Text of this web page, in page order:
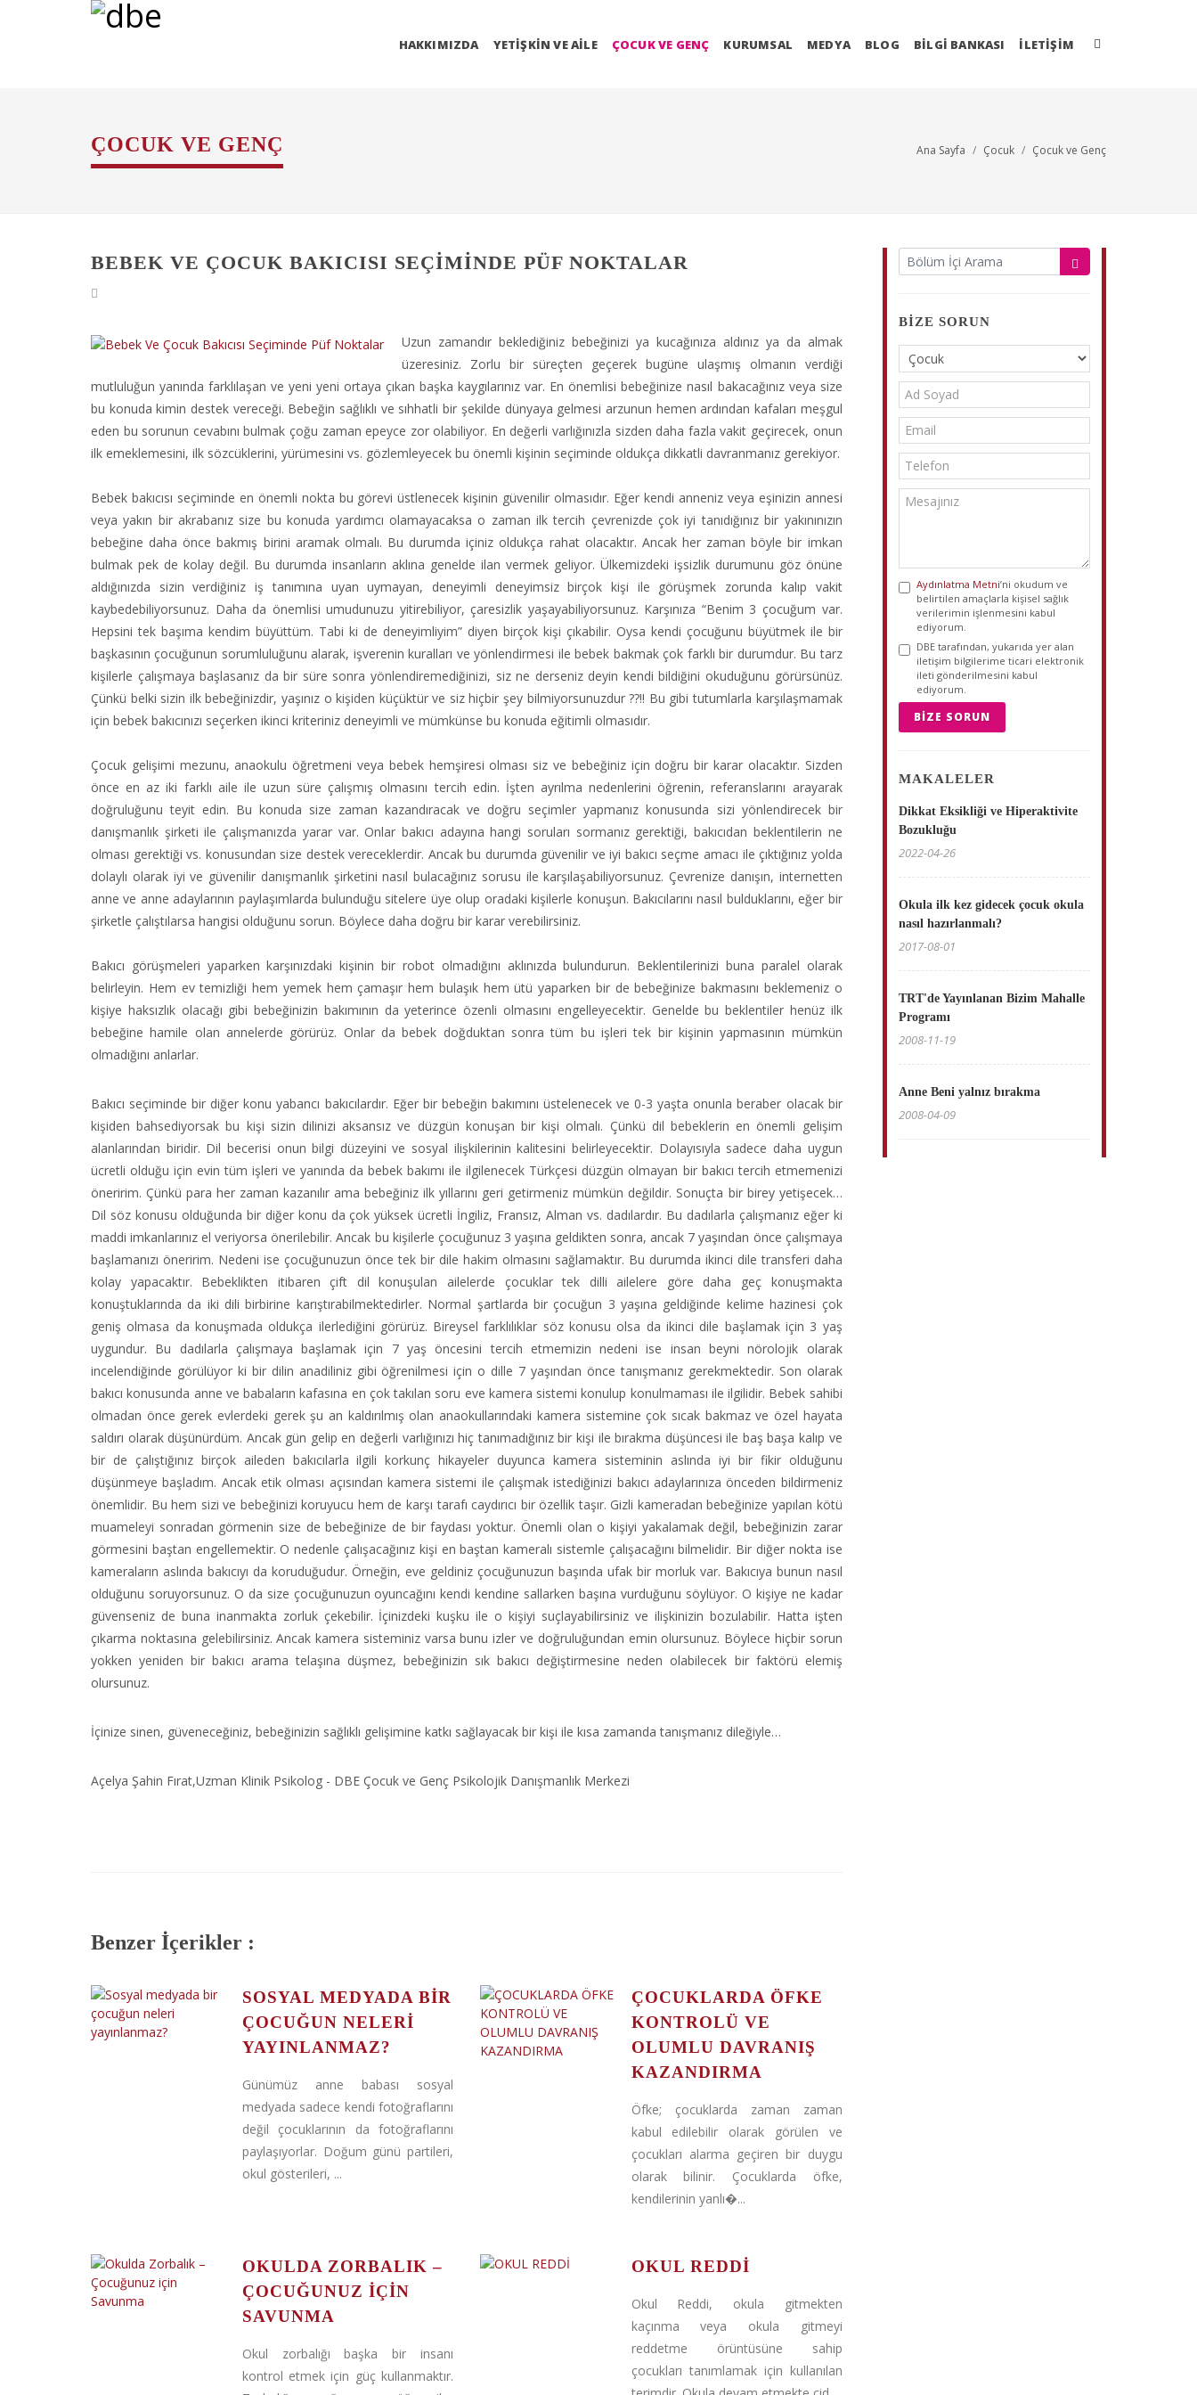
HAKKIMIZDA YETIŞKIN VE AILE ÇOCUK VE GENÇ KURUMSAL MEDYA BLOG BİLGİ BANKASI İLETIŞIM
ÇOCUK VE GENÇ Ana Sayfa Çocuk Çocuk ve Genç
BEBEK VE ÇOCUK BAKICISI SEÇIMINDE PÜF NOKTALAR
Uzun zamandır beklediğiniz bebeğinizi ya kucağınıza aldınız ya da almak
üzeresiniz. Zorlu bir süreçten geçerek bugüne ulaşmış olmanın verdiği
mutluluğun yanında farklılaşan ve yeni yeni ortaya çıkan başka kaygılarınız var. En önemlisi bebeğinize nasıl bakacağınız veya size
bu konuda kimin destek vereceği. Bebeğin sağlıklı ve sıhhatli bir şekilde dünyaya gelmesi arzunun hemen ardından kafaları meşgul
eden bu sorunun cevabını bulmak çoğu zaman epeyce zor olabiliyor. En değerli varlığınızla sizden daha fazla vakit geçirecek, onun
ilk emeklemesini, ilk sözcüklerini, yürümesini vs. gözlemleyecek bu önemli kişinin seçiminde oldukça dikkatli davranmanız gerekiyor.
Bebek bakıcısı seçiminde en önemli nokta bu görevi üstlenecek kişinin güvenilir olmasıdır. Eğer kendi anneniz veya eşinizin annesi
veya yakın bir akrabanız size bu konuda yardımcı olamayacaksa o zaman ilk tercih çevrenizde çok iyi tanıdığınız bir yakınınızın
bebeğine daha önce bakmış birini aramak olmalı. Bu durumda içiniz oldukça rahat olacaktır. Ancak her zaman böyle bir imkan
bulmak pek de kolay değil. Bu durumda insanların aklına genelde ilan vermek geliyor. Ülkemizdeki işsizlik durumunu göz önüne
aldığınızda sizin verdiğiniz iş tanımına uyan uymayan, deneyimli deneyimsiz birçok kişi ile görüşmek zorunda kalıp vakit
kaybedebiliyorsunuz. Daha da önemlisi umudunuzu yitirebiliyor, çaresizlik yaşayabiliyorsunuz. Karşınıza “Benim 3 çocuğum var.
Hepsini tek başıma kendim büyüttüm. Tabi ki de deneyimliyim” diyen birçok kişi çıkabilir. Oysa kendi çocuğunu büyütmek ile bir
başkasının çocuğunun sorumluluğunu alarak, işverenin kuralları ve yönlendirmesi ile bebek bakmak çok farklı bir durumdur. Bu tarz
kişilerle çalışmaya başlasanız da bir süre sonra yönlendiremediğinizi, siz ne derseniz deyin kendi bildiğini okuduğunu görürsünüz.
Çünkü belki sizin ilk bebeğinizdir, yaşınız o kişiden küçüktür ve siz hiçbir şey bilmiyorsunuzdur ??!! Bu gibi tutumlarla karşılaşmamak
için bebek bakıcınızı seçerken ikinci kriteriniz deneyimli ve mümkünse bu konuda eğitimli olmasıdır.
Çocuk gelişimi mezunu, anaokulu öğretmeni veya bebek hemşiresi olması siz ve bebeğiniz için doğru bir karar olacaktır. Sizden
önce en az iki farklı aile ile uzun süre çalışmış olmasını tercih edin. İşten ayrılma nedenlerini öğrenin, referanslarını arayarak
doğruluğunu teyit edin. Bu konuda size zaman kazandıracak ve doğru seçimler yapmanız konusunda sizi yönlendirecek bir
danışmanlık şirketi ile çalışmanızda yarar var. Onlar bakıcı adayına hangi soruları sormanız gerektiği, bakıcıdan beklentilerin ne
olması gerektiği vs. konusundan size destek vereceklerdir. Ancak bu durumda güvenilir ve iyi bakıcı seçme amacı ile çıktığınız yolda
dolaylı olarak iyi ve güvenilir danışmanlık şirketini nasıl bulacağınız sorusu ile karşılaşabiliyorsunuz. Çevrenize danışın, internetten
anne ve anne adaylarının paylaşımlarda bulunduğu sitelere üye olup oradaki kişilerle konuşun. Bakıcılarını nasıl bulduklarını, eğer bir
şirketle çalıştılarsa hangisi olduğunu sorun. Böylece daha doğru bir karar verebilirsiniz.
Bakıcı görüşmeleri yaparken karşınızdaki kişinin bir robot olmadığını aklınızda bulundurun. Beklentilerinizi buna paralel olarak
belirleyin. Hem ev temizliği hem yemek hem çamaşır hem bulaşık hem ütü yaparken bir de bebeğinize bakmasını beklemeniz o
kişiye haksızlık olacağı gibi bebeğinizin bakımının da yeterince özenli olmasını engelleyecektir. Genelde bu beklentiler henüz ilk
bebeğine hamile olan annelerde görürüz. Onlar da bebek doğduktan sonra tüm bu işleri tek bir kişinin yapmasının mümkün
olmadığını anlarlar.
Bakıcı seçiminde bir diğer konu yabancı bakıcılardır. Eğer bir bebeğin bakımını üstelenecek ve 0-3 yaşta onunla beraber olacak bir
kişiden bahsediyorsak bu kişi sizin dilinizi aksansız ve düzgün konuşan bir kişi olmalı. Çünkü dil bebeklerin en önemli gelişim
alanlarından biridir. Dil becerisi onun bilgi düzeyini ve sosyal ilişkilerinin kalitesini belirleyecektir. Dolayısıyla sadece daha uygun
ücretli olduğu için evin tüm işleri ve yanında da bebek bakımı ile ilgilenecek Türkçesi düzgün olmayan bir bakıcı tercih etmemenizi
öneririm. Çünkü para her zaman kazanılır ama bebeğiniz ilk yıllarını geri getirmeniz mümkün değildir. Sonuçta bir birey yetişecek…
Dil söz konusu olduğunda bir diğer konu da çok yüksek ücretli İngiliz, Fransız, Alman vs. dadılardır. Bu dadılarla çalışmanız eğer ki
maddi imkanlarınız el veriyorsa önerilebilir. Ancak bu kişilerle çocuğunuz 3 yaşına geldikten sonra, ancak 7 yaşından önce çalışmaya
başlamanızı öneririm. Nedeni ise çocuğunuzun önce tek bir dile hakim olmasını sağlamaktır. Bu durumda ikinci dile transferi daha
kolay yapacaktır. Bebeklikten itibaren çift dil konuşulan ailelerde çocuklar tek dilli ailelere göre daha geç konuşmakta
konuştuklarında da iki dili birbirine karıştırabilmektedirler. Normal şartlarda bir çocuğun 3 yaşına geldiğinde kelime hazinesi çok
geniş olmasa da konuşmada oldukça ilerlediğini görürüz. Bireysel farklılıklar söz konusu olsa da ikinci dile başlamak için 3 yaş
uygundur. Bu dadılarla çalışmaya başlamak için 7 yaş öncesini tercih etmemizin nedeni ise insan beyni nörolojik olarak
incelendiğinde görülüyor ki bir dilin anadiliniz gibi öğrenilmesi için o dille 7 yaşından önce tanışmanız gerekmektedir. Son olarak
bakıcı konusunda anne ve babaların kafasına en çok takılan soru eve kamera sistemi konulup konulmaması ile ilgilidir. Bebek sahibi
olmadan önce gerek evlerdeki gerek şu an kaldırılmış olan anaokullarındaki kamera sistemine çok sıcak bakmaz ve özel hayata
saldırı olarak düşünürdüm. Ancak gün gelip en değerli varlığınızı hiç tanımadığınız bir kişi ile bırakma düşüncesi ile baş başa kalıp ve
bir de çalıştığınız birçok aileden bakıcılarla ilgili korkunç hikayeler duyunca kamera sisteminin aslında iyi bir fikir olduğunu
düşünmeye başladım. Ancak etik olması açısından kamera sistemi ile çalışmak istediğinizi bakıcı adaylarınıza önceden bildirmeniz
önemlidir. Bu hem sizi ve bebeğinizi koruyucu hem de karşı tarafı caydırıcı bir özellik taşır. Gizli kameradan bebeğinize yapılan kötü
muameleyi sonradan görmenin size de bebeğinize de bir faydası yoktur. Önemli olan o kişiyi yakalamak değil, bebeğinizin zarar
görmesini baştan engellemektir. O nedenle çalışacağınız kişi en baştan kameralı sistemle çalışacağını bilmelidir. Bir diğer nokta ise
kameraların aslında bakıcıyı da koruduğudur. Örneğin, eve geldiniz çocuğunuzun başında ufak bir morluk var. Bakıcıya bunun nasıl
olduğunu soruyorsunuz. O da size çocuğunuzun oyuncağını kendi kendine sallarken başına vurduğunu söylüyor. O kişiye ne kadar
güvenseniz de buna inanmakta zorluk çekebilir. İçinizdeki kuşku ile o kişiyi suçlayabilirsiniz ve ilişkinizin bozulabilir. Hatta işten
çıkarma noktasına gelebilirsiniz. Ancak kamera sisteminiz varsa bunu izler ve doğruluğundan emin olursunuz. Böylece hiçbir sorun
yokken yeniden bir bakıcı arama telaşına düşmez, bebeğinizin sık bakıcı değiştirmesine neden olabilecek bir faktörü elemiş
olursunuz.
İçinize sinen, güveneceğiniz, bebeğinizin sağlıklı gelişimine katkı sağlayacak bir kişi ile kısa zamanda tanışmanız dileğiyle…
Açelya Şahin Fırat,Uzman Klinik Psikolog - DBE Çocuk ve Genç Psikolojik Danışmanlık Merkezi
Benzer İçerikler :
SOSYAL MEDYADA BIR
ÇOCUĞUN NELERI
YAYINLANMAZ?
Günümüz anne babası sosyal
medyada sadece kendi fotoğraflarını
değil çocuklarının da fotoğraflarını
paylaşıyorlar. Doğum günü partileri,
okul gösterileri, ...
ÇOCUKLARDA ÖFKE
KONTROLÜ VE
OLUMLU DAVRANIŞ
KAZANDIRMA
Öfke; çocuklarda zaman zaman
kabul edilebilir olarak görülen ve
çocukları alarma geçiren bir duygu
olarak bilinir. Çocuklarda öfke,
kendilerinin yanlı�...
OKULDA ZORBALIK –
ÇOCUĞUNUZ IÇIN
SAVUNMA
Okul zorbalığı başka bir insanı
kontrol etmek için güç kullanmaktır.
OKUL REDDİ
Okul Reddi, okula gitmekten
kaçınma veya okula gitmeyi
reddetme örüntüsüne sahip
çocukları tanımlamak için kullanılan
BIZE SORUN
Aydınlatma Metni’ni okudum ve
belirtilen amaçlarla kişisel sağlık
verilerimin işlenmesini kabul
ediyorum.
DBE tarafından, yukarıda yer alan
iletişim bilgilerime ticari elektronik
ileti gönderilmesini kabul
ediyorum.
BIZE SORUN
MAKALELER
Dikkat Eksikliği ve Hiperaktivite
Bozukluğu
2022-04-26
Okula ilk kez gidecek çocuk okula
nasıl hazırlanmalı?
2017-08-01
TRT'de Yayınlanan Bizim Mahalle
Programı
2008-11-19
Anne Beni yalnız bırakma
2008-04-09